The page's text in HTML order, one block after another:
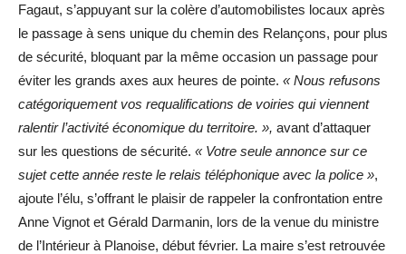
Fagaut, s’appuyant sur la colère d’automobilistes locaux après
le passage à sens unique du chemin des Relançons, pour plus
de sécurité, bloquant par la même occasion un passage pour
éviter les grands axes aux heures de pointe. « Nous refusons
catégoriquement vos requalifications de voiries qui viennent
ralentir l’activité économique du territoire. », avant d’attaquer
sur les questions de sécurité. « Votre seule annonce sur ce
sujet cette année reste le relais téléphonique avec la police »,
ajoute l’élu, s’offrant le plaisir de rappeler la confrontation entre
Anne Vignot et Gérald Darmanin, lors de la venue du ministre
de l’Intérieur à Planoise, début février. La maire s’est retrouvée